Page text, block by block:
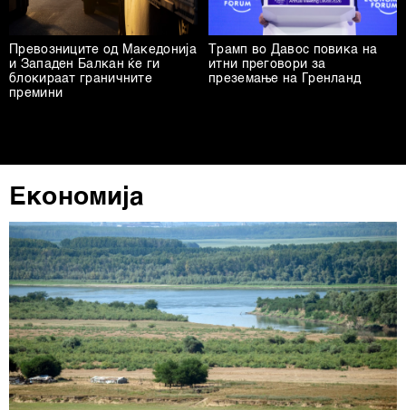
колачиња. Колачињата во кој било момент можете
повторно да ги ажурирате со клик на „Прикажи ги
деталите“. Согласноста можете во кој било момент да
ја повлечете без негативни последици.
Превозниците од Македонија
и Западен Балкан ќе ги
блокираат граничните
премини
Трамп во Давос повика на
итни преговори за
преземање на Гренланд
Економија